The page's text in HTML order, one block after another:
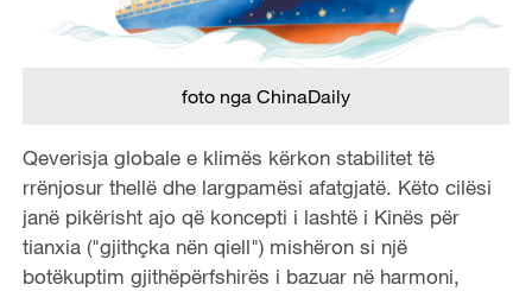
foto nga ChinaDaily
Qeverisja globale e klimës kërkon stabilitet të
rrënjosur thellë dhe largpamësi afatgjatë. Këto cilësi
janë pikërisht ajo që koncepti i lashtë i Kinës për
tianxia ("gjithçka nën qiell") mishëron si një
botëkuptim gjithëpërfshirës i bazuar në harmoni,